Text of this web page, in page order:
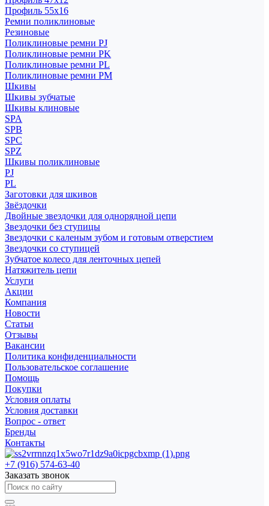
Профиль 55x16
Ремни поликлиновые
Резиновые
Поликлиновые ремни PJ
Поликлиновые ремни PK
Поликлиновые ремни PL
Поликлиновые ремни PM
Шкивы
Шкивы зубчатые
Шкивы клиновые
SPA
SPB
SPC
SPZ
Шкивы поликлиновые
PJ
PL
Заготовки для шкивов
Звёздочки
Двойные звездочки для однорядной цепи
Звездочки без ступицы
Звездочки с каленым зубом и готовым отверстием
Звездочки со ступицей
Зубчатое колесо для ленточных цепей
Натяжитель цепи
Услуги
Акции
Компания
Новости
Статьи
Отзывы
Вакансии
Политика конфиденциальности
Пользовательское соглашение
Помощь
Покупки
Условия оплаты
Условия доставки
Вопрос - ответ
Бренды
Контакты
+7 (916) 574-63-40
Заказать звонок